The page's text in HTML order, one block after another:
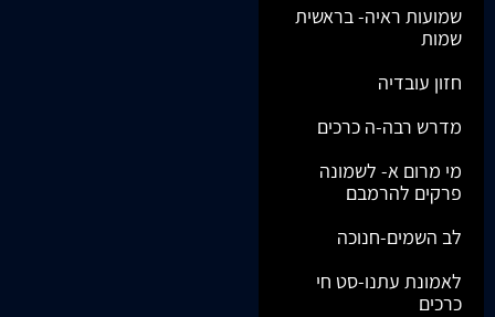
שמועות ראיה- בראשית
שמות
חזון עובדיה
מדרש רבה-ה כרכים
מי מרום א- לשמונה
פרקים להרמבם
לב השמים-חנוכה
לאמונת עתנו-סט חי
כרכים